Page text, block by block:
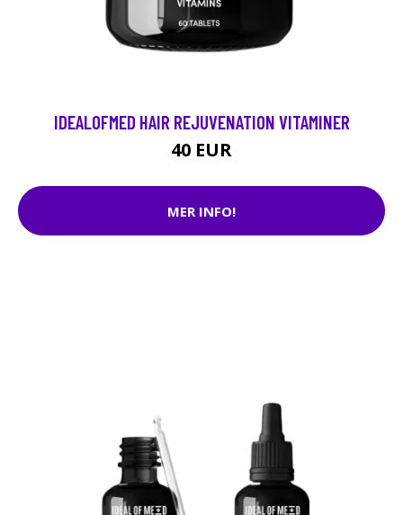
IDEALOFMED HAIR REJUVENATION VITAMINER
40 EUR
MER INFO!